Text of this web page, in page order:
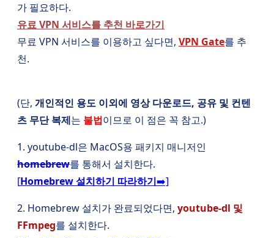
가 필요하다.
유료 VPN 서비스를 추천 바로가기
무료 VPN 서비스를 이용하고 싶다면, VPN Gate를 추
천.
(단, 개인적인 용도 이외에 영상 다운로드, 공유 및 컨텐
츠 무단 복제는 불법이므로 이 점은 꼭 참고.)
1. youtube-dl은 MacOS용 패키지 매니저인
homebrew를 통해서 설치한다.
[Homebrew 설치하기 따라하기➡️]
2. Homebrew 설치가 완료되었다면, youtube-dl 및
FFmpeg를 설치한다.